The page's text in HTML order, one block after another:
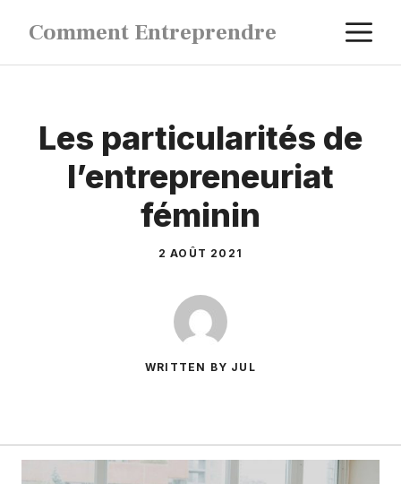
contenu
Comment Entreprendre
Les particularités de
l’entrepreneuriat
féminin
2 AOÛT 2021
WRITTEN BY JUL